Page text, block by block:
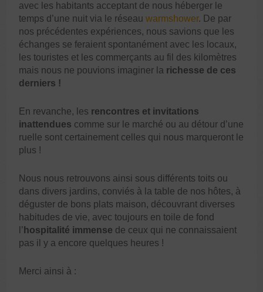
avec les habitants acceptant de nous héberger le
temps d’une nuit via le réseauwarmshower. De par
nos précédentes expériences, nous savions que les
échanges se feraient spontanément avec les locaux,
les touristes et les commerçants au fil des kilomètres
mais nous ne pouvions imaginer la richesse de ces
derniers !
En revanche, les rencontres et invitations
inattendues comme sur le marché ou au détour d’une
ruelle sont certainement celles qui nous marqueront le
plus !
Nous nous retrouvons ainsi sous différents toits ou
dans divers jardins, conviés à la table de nos hôtes, à
déguster de bons plats maison, découvrant diverses
habitudes de vie, avec toujours en toile de fond
l’ hospitalité immense de ceux qui ne connaissaient
pas il y a encore quelques heures !
Merci ainsi à :